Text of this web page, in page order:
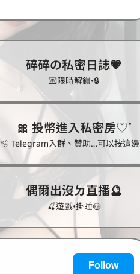
碎碎の私密日誌💗
💌限時解鎖•🔒
🎀 投幣進入私密房♡ᐝ
🫧 Telegram入群、贊助…可以按這
偶爾出沒ㄉ直播🔮
🍒遊戲•掛睡🍥
Follow